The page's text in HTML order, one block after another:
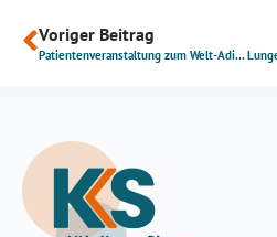
Voriger Beitrag
Patientenveranstaltung zum Welt-Adipositas-Tag